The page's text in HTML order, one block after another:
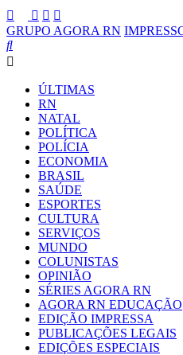
GRUPO AGORA RN
ÚLTIMAS
RN
NATAL
POLÍTICA
POLÍCIA
ECONOMIA
BRASIL
SAÚDE
ESPORTES
CULTURA
SERVIÇOS
MUNDO
COLUNISTAS
OPINIÃO
SÉRIES AGORA RN
AGORA RN EDUCAÇÃO
EDIÇÃO IMPRESSA
PUBLICAÇÕES LEGAIS
EDIÇÕES ESPECIAIS